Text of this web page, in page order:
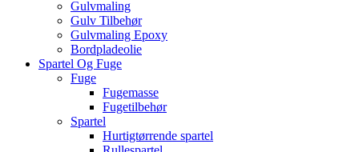
Gulvmaling
Gulv Tilbehør
Gulvmaling Epoxy
Bordpladeolie
Spartel Og Fuge
Fuge
Fugemasse
Fugetilbehør
Spartel
Hurtigtørrende spartel